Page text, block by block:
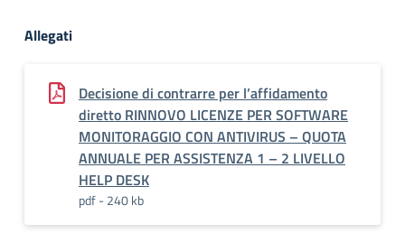
Allegati
Decisione di contrarre per l’affidamento
diretto RINNOVO LICENZE PER SOFTWARE
MONITORAGGIO CON ANTIVIRUS – QUOTA
ANNUALE PER ASSISTENZA 1 – 2 LIVELLO
HELP DESK
pdf - 240 kb